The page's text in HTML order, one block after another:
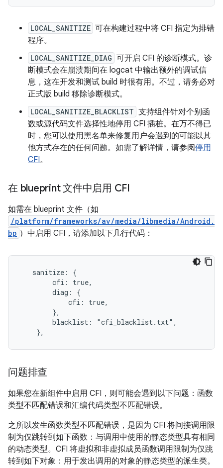
LOCAL_SANITIZE 可在构建过程中将 CFI 指定为排错
程序。
LOCAL_SANITIZE_DIAG 可开启 CFI 的诊断模式。诊
断模式会在崩溃期间在 logcat 中输出额外的调试信
息，这在开发和测试 build 时很有用。不过，请务必对
正式版 build 移除诊断模式。
LOCAL_SANITIZE_BLACKLIST 支持组件针对个别函
数或源代码文件选择性地停用 CFI 插桩。在万不得已
时，您可以使用黑名单来修复用户会遇到的可能以其
他方式存在的任何问题。如需了解详情，请参阅停用
CFI。
在 blueprint 文件中启用 CFI
如需在 blueprint 文件（如
/platform/frameworks/av/media/libmedia/Android.
bp ）中启用 CFI，请添加以下几行代码：
   sanitize: {
        cfi: true,
        diag: {
            cfi: true,
        },
        blacklist: "cfi_blacklist.txt",
    },
问题排查
如果您在新组件中启用 CFI，则可能会遇到以下问题：函数
类型不匹配错误和汇编代码类型不匹配错误。
之所以发生函数类型不匹配错误，是因为 CFI 将间接调用限
制为仅跳转到如下函数：与调用中使用的静态类型具有相同
的动态类型。CFI 将虚拟和非虚拟成员函数调用限制为仅跳
转到如下对象：用于发出调用的对象的静态类型的派生类。